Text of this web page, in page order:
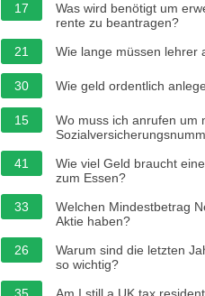
17
Was wird benötigt um
rente zu beantragen?
21
Wie lange müssen lehrer
30 Wie geld ordentlich
15
Wo muss ich anrufen um
41
Wie viel Geld braucht
zum Essen?
33
Welchen Mindestbetrag
Aktie haben?
26
Warum sind die letzten
so wichtig?